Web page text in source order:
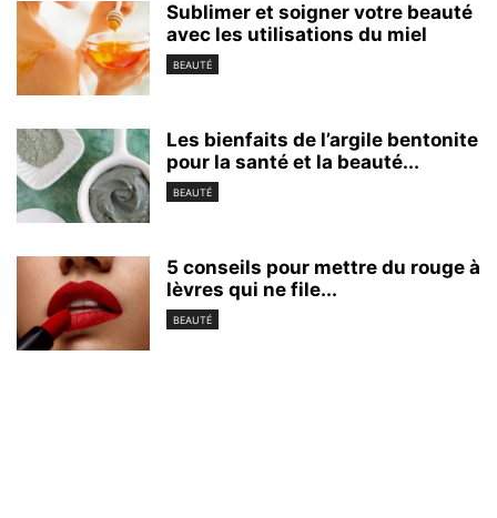
Sublimer et soigner votre beauté
avec les utilisations du miel
BEAUTÉ
Les bienfaits de l’argile bentonite
pour la santé et la beauté...
BEAUTÉ
5 conseils pour mettre du rouge à
lèvres qui ne file...
BEAUTÉ